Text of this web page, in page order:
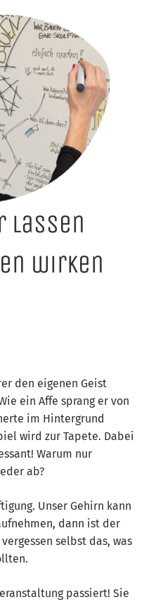
lassen
wirken
den eigenen Geist
ein Affe sprang er von
im Hintergrund
wird zur Tapete. Dabei
Warum nur
ab?
Unser Gehirn kann
dann ist der
selbst das, was
passiert! Sie